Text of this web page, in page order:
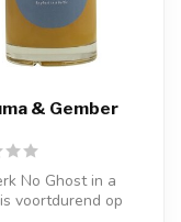
& Gember
No Ghost in a
voortdurend op